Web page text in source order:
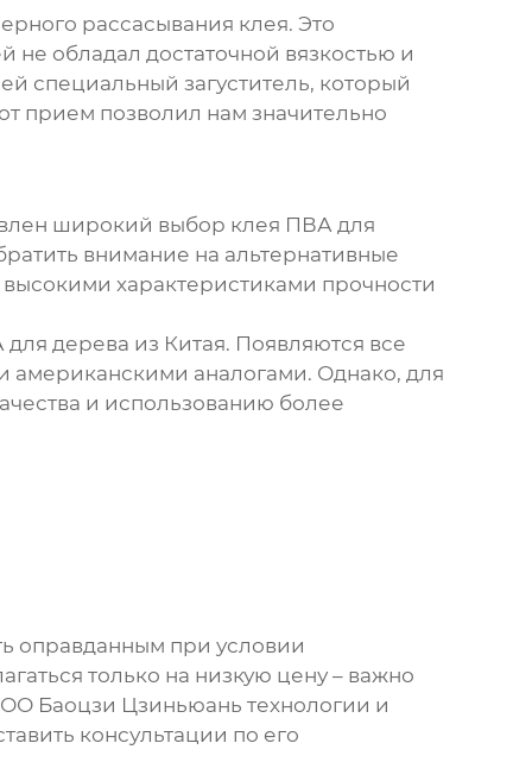
рассасывания клея. Это
обладал достаточной вязкостью и
специальный загуститель, который
прием позволил нам значительно
широкий выбор клея ПВА для
внимание на альтернативные
характеристиками прочности
дерева из Китая. Появляются все
американскими аналогами. Однако, для
и использованию более
оправданным при условии
только на низкую цену – важно
Баоцзи Цзиньюань технологии и
консультации по его